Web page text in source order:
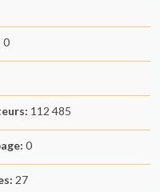
0
112 485
0
27